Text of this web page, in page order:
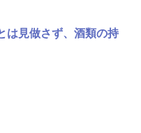
は見做さず、酒類の持